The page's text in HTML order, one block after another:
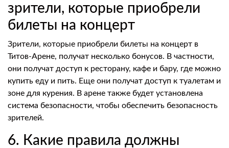
зрители, которые приобрели
билеты на концерт
Зрители, которые приобрели билеты на концерт в
Титов-Арене, получат несколько бонусов. В частности,
они получат доступ к ресторану, кафе и бару, где можно
купить еду и пить. Еще они получат доступ к туалетам и
зоне для курения. В арене также будет установлена
система безопасности, чтобы обеспечить безопасность
зрителей.
6. Какие правила должны